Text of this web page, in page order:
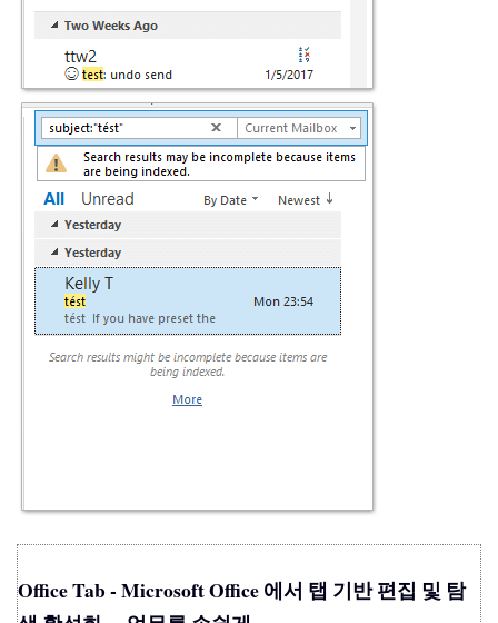
Office Tab - Microsoft Office 에서 탭 기반 편집 및 탐